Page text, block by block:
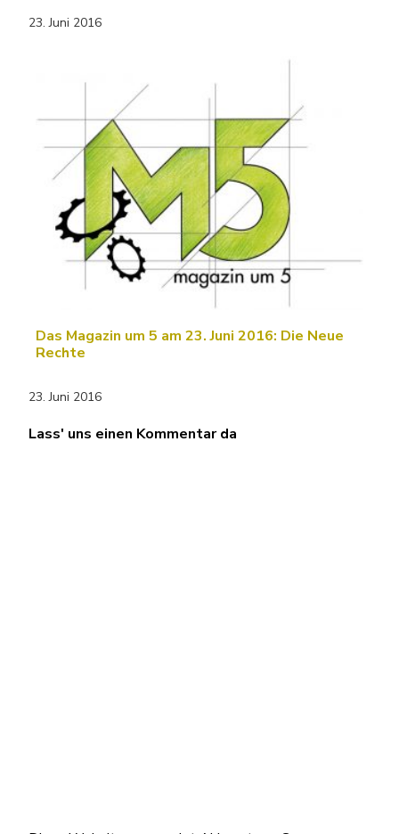
23. Juni 2016
Das Magazin um 5 am 23. Juni 2016: Die Neue
Rechte
23. Juni 2016
Lass' uns einen Kommentar da